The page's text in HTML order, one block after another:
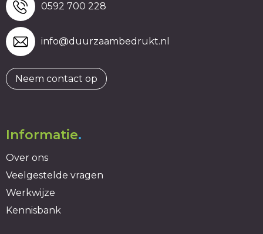
0592 700 228
info@duurzaambedrukt.nl
Neem contact op
Informatie.
Over ons
Veelgestelde vragen
Werkwijze
Kennisbank